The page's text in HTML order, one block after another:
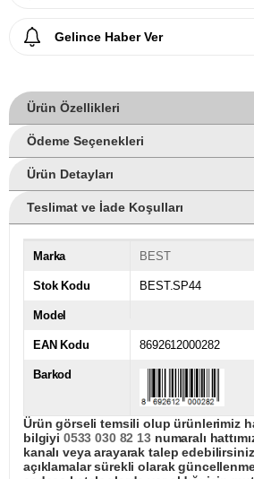
Gelince Haber Ver
Ürün Özellikleri
Ödeme Seçenekleri
Ürün Detayları
Teslimat ve İade Koşulları
Marka BEST
Stok Kodu BEST.SP44
Model
EAN Kodu 8692612000282
Barkod
Ürün görseli temsili olup ürünlerimiz
bilgiyi 0533 030 82 13numaralı
kanalı veya arayarak talep
açıklamalar sürekli olarak